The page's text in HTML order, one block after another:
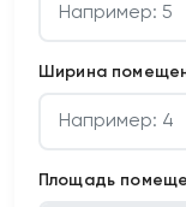
Ширина
Площадь